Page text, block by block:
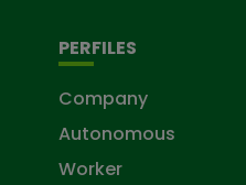
PERFILES
Company
Autonomous
Worker